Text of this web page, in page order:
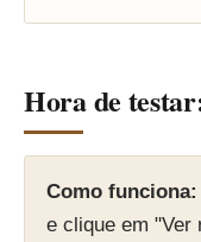
Hora de
Como funciona:
e clique em "Ver